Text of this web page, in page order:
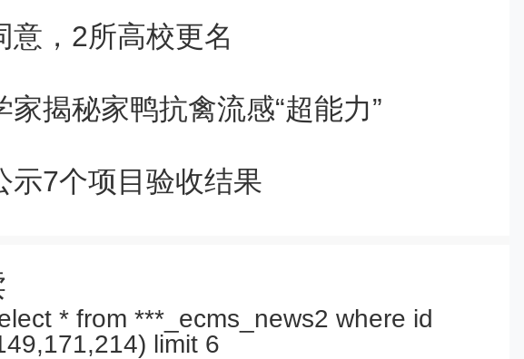
源废弃物规范回收，针对性提升重
产业布局，加快技术工艺和装备提
循环经济服务业，强化行业监管措
，加强循环经济国际合作。
意，2所高校更名
家揭秘家鸭抗禽流感“超能力”
示7个项目验收结果
* from ***_ecms_news2 where id
limit 6